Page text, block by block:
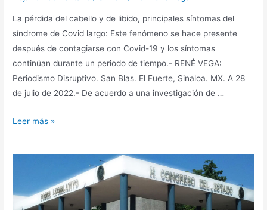
La pérdida del cabello y de libido, principales síntomas del
síndrome de Covid largo: Este fenómeno se hace presente
después de contagiarse con Covid-19 y los síntomas
continúan durante un periodo de tiempo.- RENÉ VEGA:
Periodismo Disruptivo. San Blas. El Fuerte, Sinaloa. MX. A 28
de julio de 2022.- De acuerdo a una investigación de …
Leer más »